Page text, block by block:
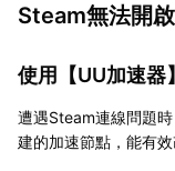
Steam無法開
使用【UU加速器
遭遇Steam連線問題
建的加速節點，能有